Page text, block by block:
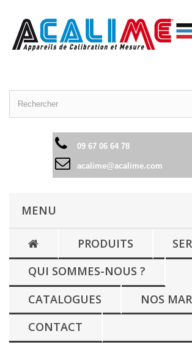
09 67 06 64 78
acalime@acalime.com
MENU
PRODUITS
QUI SOMMES-NOUS ?
CATALOGUES
NOS
CONTACT